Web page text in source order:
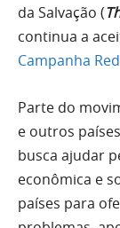
da Salvação (
continua a
Campanha
Parte do
e outros
busca ajudar
econômica e
países para